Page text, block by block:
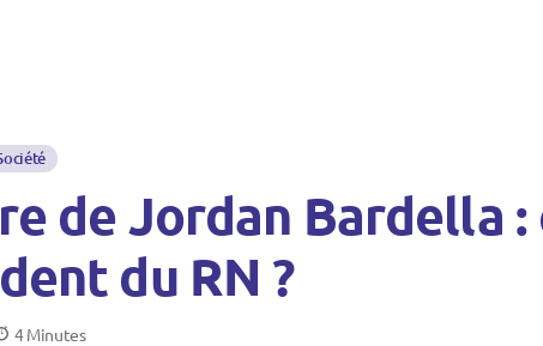
de Jordan Bardella
du RN ?
4 Minutes